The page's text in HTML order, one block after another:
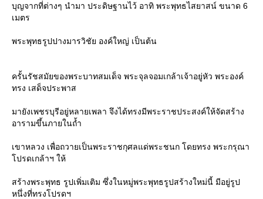
บุญจากที่ต่างๆ นำมา ประดิษฐานไว้ อาทิ พระพุทธไสยาสน์ ขนาด 6
เมตร
พระพุทธรูปปางมารวิชัย องค์ใหญ่ เป็นต้น
ครั้นรัชสมัยของพระบาทสมเด็จ พระจุลจอมเกล้าเจ้าอยู่หัว พระองค์
ทรง เสด็จประพาส
มายังเพชรบุรีอยู่หลายเพลา จึงได้ทรงมีพระราชประสงค์ให้จัดสร้าง
อารามขึ้นภายในถ้ำ
เขาหลวง เพื่อถวายเป็นพระราชกุศลแด่พระชนก โดยทรง พระกรุณา
ปรดเกล้าฯ ให้
สร้างพระพุทธ รูปเพิ่มเติม ซึ่งในหมู่พระพุทธรูปสร้างใหม่นี้ มีอยู่รูป
หนึ่งที่ทรงโปรดฯ